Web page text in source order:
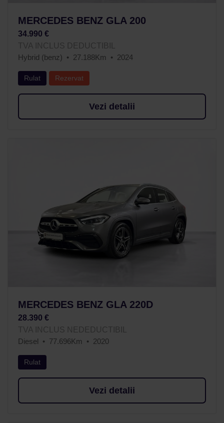
MERCEDES BENZ GLA 200
34.990 €
TVA INCLUS DEDUCTIBIL
Hybrid (benz)
27.188Km 2024
Rulat Rezervat
Vezi detalii
MERCEDES BENZ GLA 220D
28.390 €
TVA INCLUS NEDEDUCTIBIL
Diesel
77.696Km 2020
Rulat
Vezi detalii